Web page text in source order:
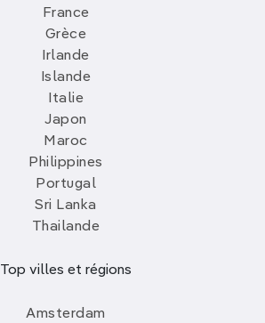
France
Grèce
Irlande
Islande
Italie
Japon
Maroc
Philippines
Portugal
Sri Lanka
Thailande
Top villes et régions
Amsterdam